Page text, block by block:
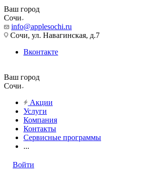
Ваш город
Сочи
info@applesochi.ru
Сочи, ул. Навагинская, д.7
Вконтакте
Ваш город
Сочи
Акции
Услуги
Компания
Контакты
Сервисные программы
...
Войти